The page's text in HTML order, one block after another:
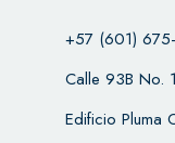
+57 (601)
Calle 93B No.
Edificio Pluma